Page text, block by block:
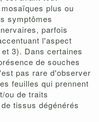
plus ou
symptômes
parfois
l'aspect
3). Dans certaines
de souches
pas rare d'observer
feuilles qui prennent
ou de traits
tissus dégénérés